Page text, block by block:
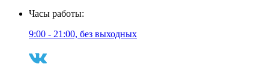
Часы работы:
9:00 - 21:00, без выходных